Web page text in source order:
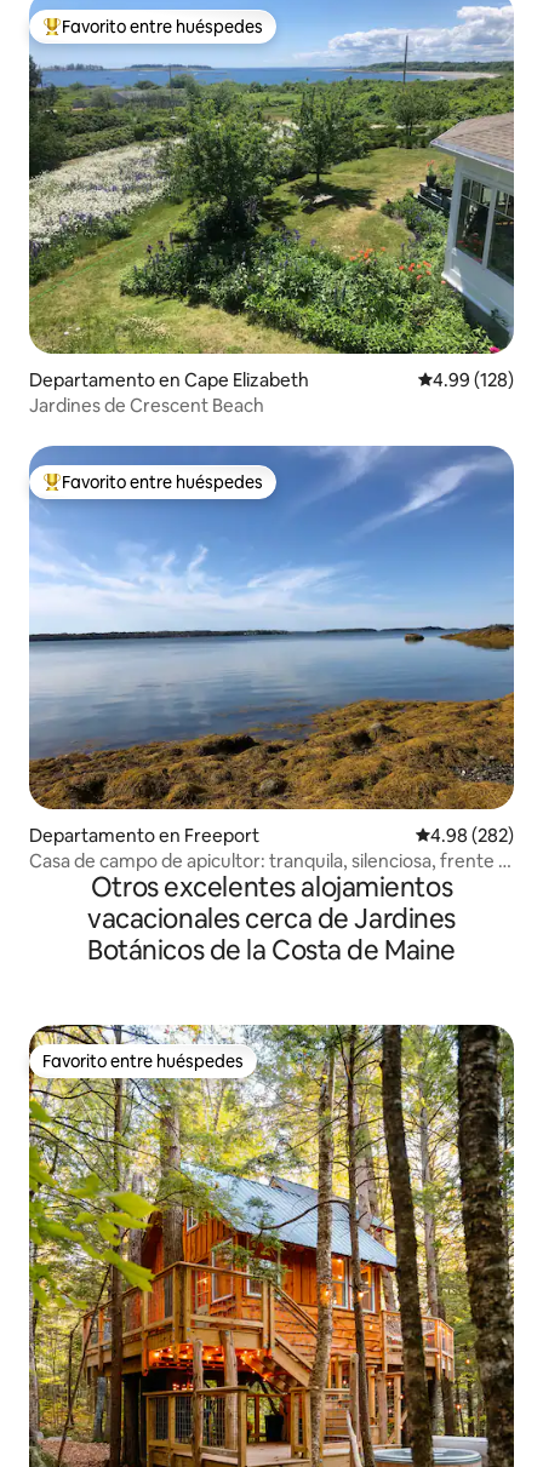
De los mejores en Favorito entre huéspedes
Favorito entre huéspedes
Departamento en Cape Elizabeth Calificación
4.99 (128)
Jardines de Crescent Beach
De los mejores en Favorito entre huéspedes
Favorito entre huéspedes
Departamento en Freeport Calificación
4.98 (282)
Casa de campo de apicultor: tranquila, silenciosa, frente al
Otros excelentes alojamientos
vacacionales cerca de Jardines
Botánicos de la Costa de Maine
Favorito entre huéspedes
Favorito entre huéspedes